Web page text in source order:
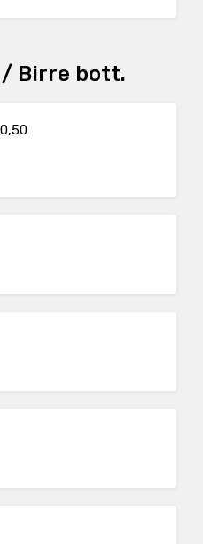
Birre bott.